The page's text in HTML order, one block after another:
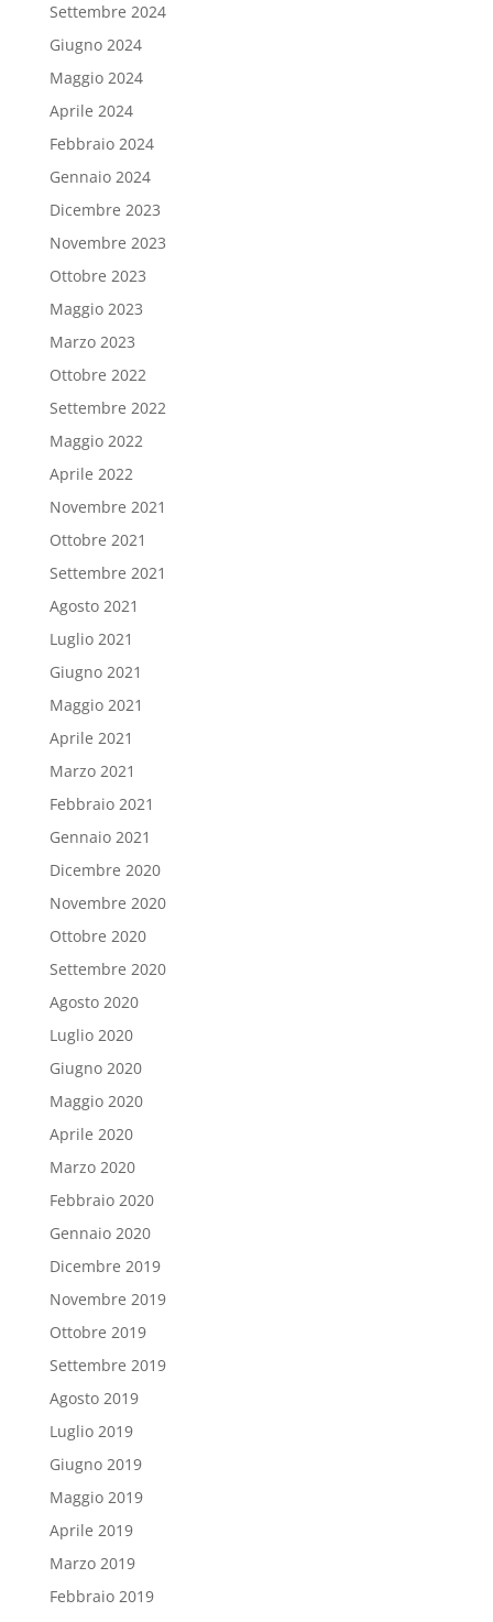
Settembre 2024
Giugno 2024
Maggio 2024
Aprile 2024
Febbraio 2024
Gennaio 2024
Dicembre 2023
Novembre 2023
Ottobre 2023
Maggio 2023
Marzo 2023
Ottobre 2022
Settembre 2022
Maggio 2022
Aprile 2022
Novembre 2021
Ottobre 2021
Settembre 2021
Agosto 2021
Luglio 2021
Giugno 2021
Maggio 2021
Aprile 2021
Marzo 2021
Febbraio 2021
Gennaio 2021
Dicembre 2020
Novembre 2020
Ottobre 2020
Settembre 2020
Agosto 2020
Luglio 2020
Giugno 2020
Maggio 2020
Aprile 2020
Marzo 2020
Febbraio 2020
Gennaio 2020
Dicembre 2019
Novembre 2019
Ottobre 2019
Settembre 2019
Agosto 2019
Luglio 2019
Giugno 2019
Maggio 2019
Aprile 2019
Marzo 2019
Febbraio 2019